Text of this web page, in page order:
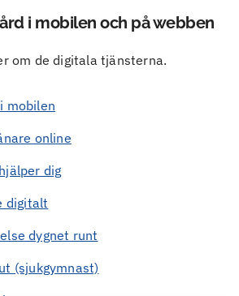
i mobilen och på webben
om de digitala tjänsterna.
mobilen
online
dig
digitalt
dygnet runt
(sjukgymnast)